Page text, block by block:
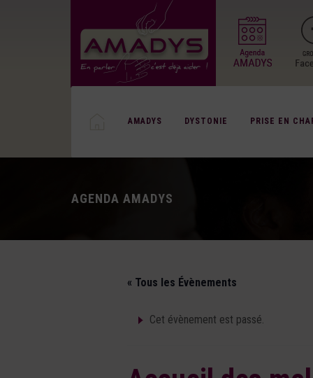
AMADYS DYSTONIE PRISE EN
AGENDA AMADYS
« Tous les Évènements
Cet évènement est passé.